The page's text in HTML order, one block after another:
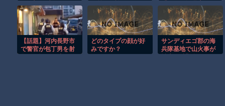
ル（50%還元）」を
開催！
【話題】河内長野市
で警官が包丁男を射
どのタイプの顔が好
みですか？
サンディエゴ郡の海
兵隊基地で山火事が